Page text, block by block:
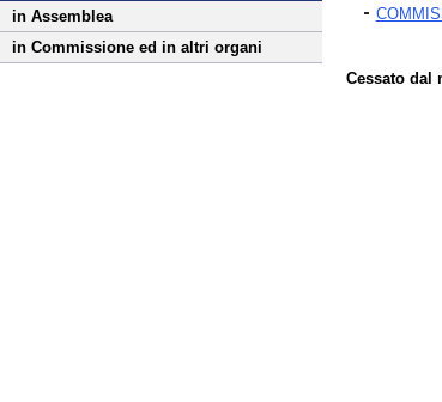
in Assemblea
in Commissione ed in altri organi
Cessato dal